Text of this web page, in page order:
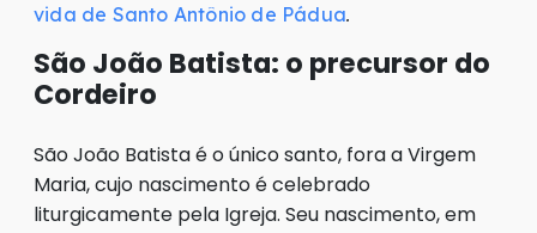
vida de Santo Antônio de Pádua.
São João Batista: o precursor do
Cordeiro
São João Batista é o único santo, fora a Virgem
Maria, cujo nascimento é celebrado
liturgicamente pela Igreja. Seu nascimento, em